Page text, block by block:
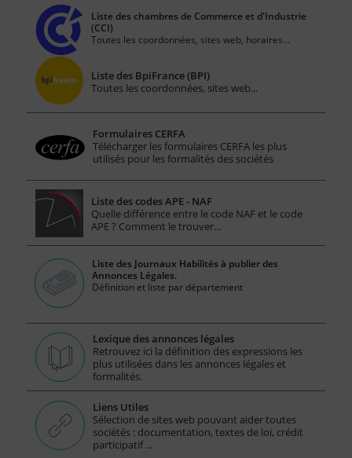
Liste des chambres de Commerce et d'Industrie
(CCI)
Toutes les coordonnées, sites web, horaires...
Liste des BpiFrance (BPI)
Toutes les coordonnées, sites web...
Formulaires CERFA
Télécharger les formulaires CERFA les plus
utilisés pour les formalités des sociétés
Liste des codes APE - NAF
Quelle différence entre le code NAF et le code
APE ? Comment le trouver…
Liste des Journaux Habilités à publier des
Annonces Légales.
Définition et liste par département
Lexique des annonces légales
Retrouvez ici la définition des expressions les
plus utilisées dans les annonces légales et
formalités.
Liens Utiles
Sélection de sites web pouvant aider toutes
sociétés : documentation, textes de loi, crédit
participatif ...